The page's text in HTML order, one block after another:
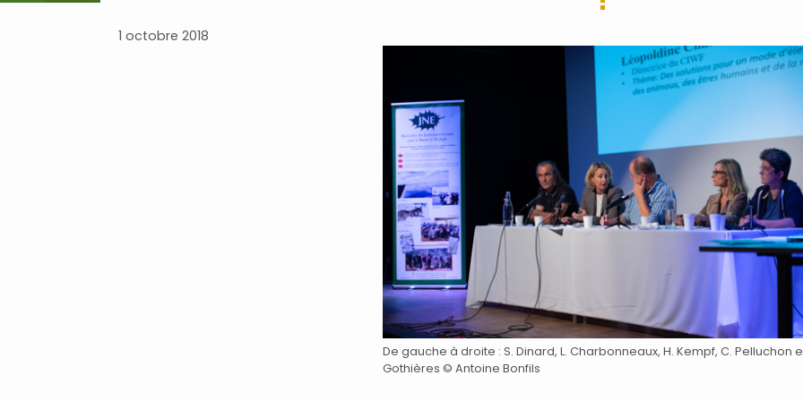
1 octobre 2018
De gauche à droite : S. Dinard, L. Charbonneaux, H. Kempf, C. Pelluchon
Gothières © Antoine Bonfils